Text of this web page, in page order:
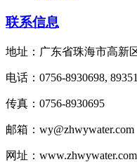
联系信息
地址：广东省珠海市高新
电话：0756-8930698,
传真：0756-8930695
邮箱：wy@zhwywater.com
网址：www.zhwywater.com